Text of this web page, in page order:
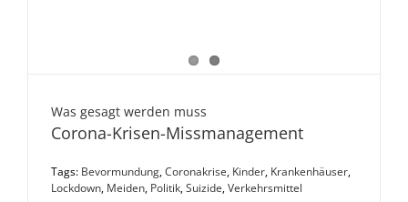
Was gesagt werden muss
Corona-Krisen-Missmanagement
Tags: Bevormundung,Coronakrise, Kinder, Krankenhäuser,
Lockdown, Meiden, Politik,Suizide,Verkehrsmittel